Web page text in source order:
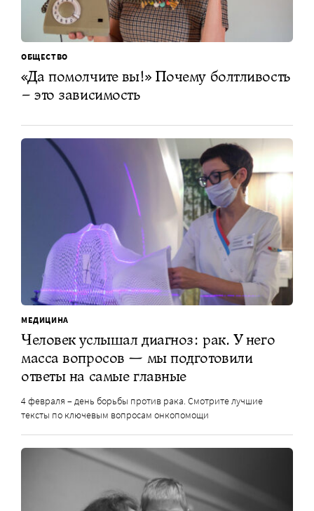
ОБЩЕСТВО
«Да помолчите вы!» Почему болтливость
– это зависимость
МЕДИЦИНА
Человек услышал диагноз: рак. У него
масса вопросов — мы подготовили
ответы на самые главные
4 февраля – день борьбы против рака. Смотрите лучшие
тексты по ключевым вопросам онкопомощи